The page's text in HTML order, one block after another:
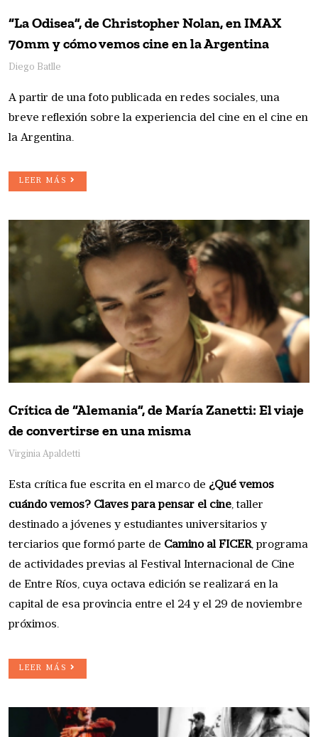
“La Odisea”, de Christopher Nolan, en IMAX
70mm y cómo vemos cine en la Argentina
Diego Batlle
A partir de una foto publicada en redes sociales, una
breve reflexión sobre la experiencia del cine en el cine en
la Argentina.
LEER MÁS
Crítica de “Alemania”, de María Zanetti: El viaje
de convertirse en una misma
Virginia Apaldetti
Esta crítica fue escrita en el marco de ¿Qué vemos
cuándo vemos? Claves para pensar el cine, taller
destinado a jóvenes y estudiantes universitarios y
terciarios que formó parte de Camino al FICER, programa
de actividades previas al Festival Internacional de Cine
de Entre Ríos, cuya octava edición se realizará en la
capital de esa provincia entre el 24 y el 29 de noviembre
próximos.
LEER MÁS